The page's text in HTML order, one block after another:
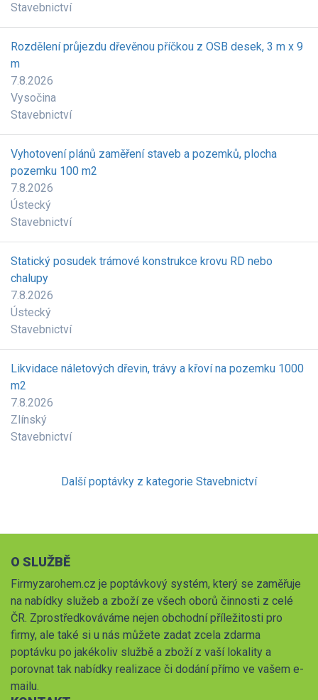
Stavebnictví
Rozdělení průjezdu dřevěnou příčkou z OSB desek, 3 m x 9
m
7.8.2026
Vysočina
Stavebnictví
Vyhotovení plánů zaměření staveb a pozemků, plocha
pozemku 100 m2
7.8.2026
Ústecký
Stavebnictví
Statický posudek trámové konstrukce krovu RD nebo
chalupy
7.8.2026
Ústecký
Stavebnictví
Likvidace náletových dřevin, trávy a křoví na pozemku 1000
m2
7.8.2026
Zlínský
Stavebnictví
Další poptávky z kategorie Stavebnictví
O SLUŽBĚ
Firmyzarohem.cz je poptávkový systém, který se zaměřuje
na nabídky služeb a zboží ze všech oborů činnosti z celé
ČR. Zprostředkováváme nejen obchodní příležitosti pro
firmy, ale také si u nás můžete zadat zcela zdarma
poptávku po jakékoliv službě a zboží z vaší lokality a
porovnat tak nabídky realizace či dodání přímo ve vašem e-
mailu.